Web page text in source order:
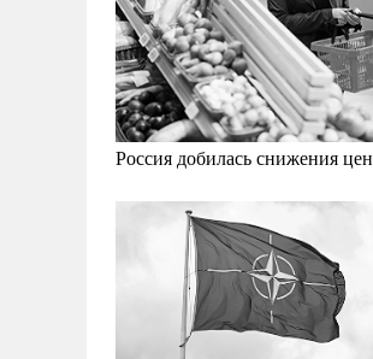
Россия добилась снижения цен